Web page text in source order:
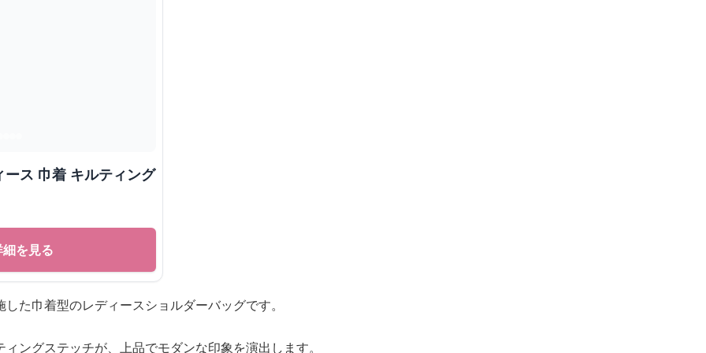
ス 巾着 キルティング
を見る
た巾着型のレディースショルダーバッグです。
ングステッチが、上品でモダンな印象を演出します。